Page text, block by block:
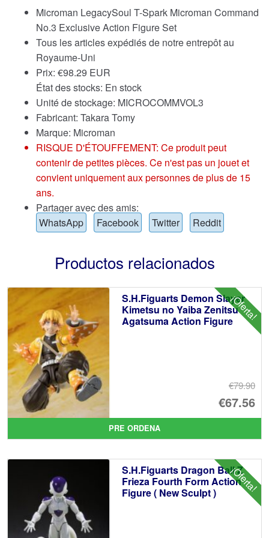
Microman LegacySoul T-Spark Microman Command
No.3 Exclusive Action Figure Set
Tous les articles expédiés de notre entrepôt au
Royaume-Uni
Prix: €98.29 EUR
État des stocks: En stock
Unité de stockage: MICROCOMMVOL3
Fabricant: Takara Tomy
Marque: Microman
RISQUE D'ÉTOUFFEMENT: Ce produit peut
contenir de petites pièces. Ce n'est pas un jouet et
convient uniquement aux personnes de plus de 15
ans.
Partager avec des amis:
WhatsApp
Facebook Twitter Reddit
Productos relacionados
¡Oferta!
S.H.Figuarts Demon Slayer
Kimetsu no Yaiba Zenitsu
Agatsuma Action Figure
€79.90
El
€67.56
El
PRE ORDENA
¡Oferta!
S.H.Figuarts Dragon Ball Z
Frieza Fourth Form Action
Figure ( New Sculpt )